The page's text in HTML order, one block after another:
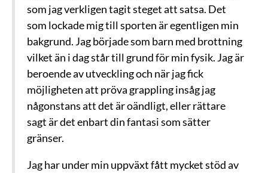
som jag verkligen tagit steget att satsa. Det
som lockade mig till sporten är egentligen min
bakgrund. Jag började som barn med brottning
vilket än i dag står till grund för min fysik. Jag är
beroende av utveckling och när jag fick
möjligheten att pröva grappling insåg jag
någonstans att det är oändligt, eller rättare
sagt är det enbart din fantasi som sätter
gränser.
Jag har under min uppväxt fått mycket stöd av